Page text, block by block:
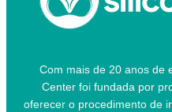
Com mais de 20 anos de
Center foi fundada por
oferecer o procedimento de